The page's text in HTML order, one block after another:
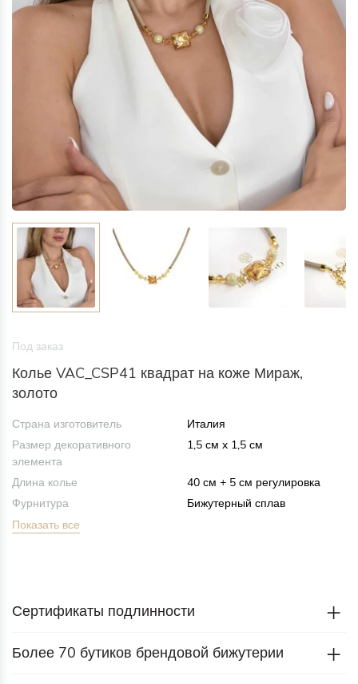
Под заказ
Колье VAC_CSP41 квадрат на коже Мираж,
золото
Страна изготовитель
Италия
Размер декоративного
элемента
1,5 см x 1,5 см
Длина колье
40 см + 5 см регулировка
Фурнитура
Бижутерный сплав
Показать все
Сертификаты подлинности
Более 70 бутиков брендовой бижутерии